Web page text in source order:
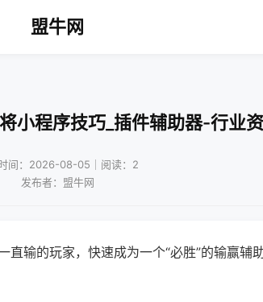
盟牛网
小程序技巧_插件辅助器-行业
间：2026-08-05｜阅读：2
发布者：盟牛网
直输的玩家，快速成为一个“必胜”的输赢辅